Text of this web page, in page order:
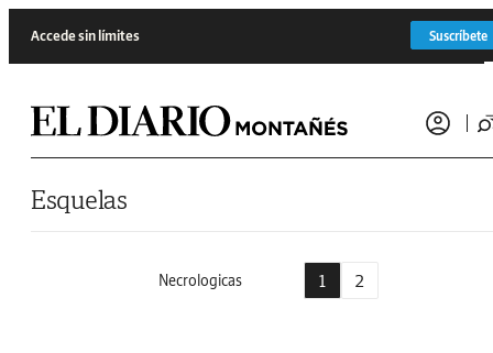
Accede sin límites Suscríbete
Esquelas
Necrologicas 1 2